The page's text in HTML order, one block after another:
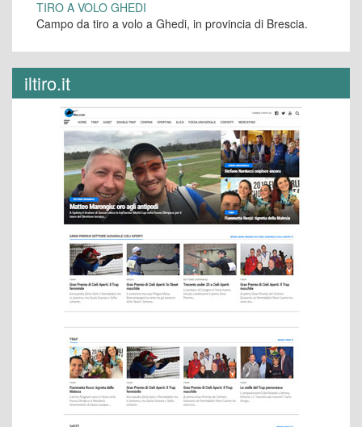
TIRO A VOLO GHEDI
Campo da tiro a volo a Ghedi, in provincia di Brescia.
iltiro.it